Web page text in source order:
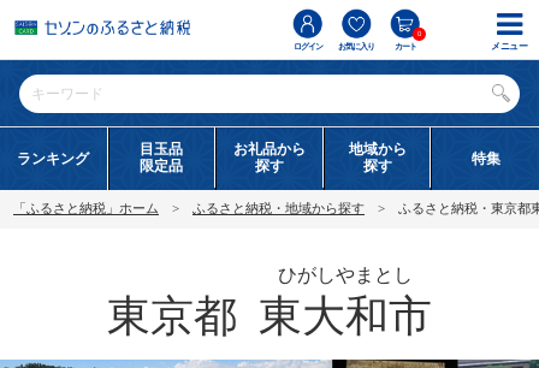
ログイン お気に入り カート
0
ランキング
目玉品
限定品
お礼品から
探す
地域から
探す
特集
「ふるさと納税」ホーム ふるさと納税・地域から探す ふるさと納税・東京都
東京都 東大和市
ひがしやまとし
メニュー